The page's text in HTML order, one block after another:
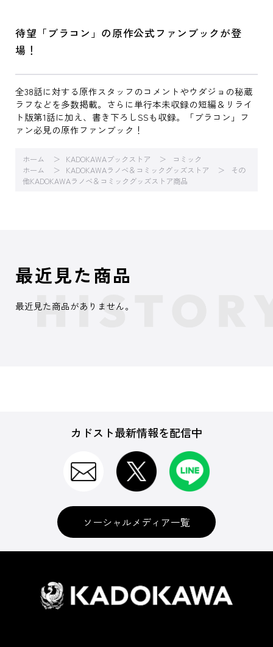
待望「ブラコン」の原作公式ファンブックが登
場！
全38話に対する原作スタッフのコメントやウダジョの秘蔵
ラフなどを多数掲載。さらに単行本未収録の短編＆リライ
ト版第1話に加え、書き下ろしSSも収録。「ブラコン」フ
ァン必見の原作ファンブック！
ホーム KADOKAWAブックストア
コミック
ホーム
KADOKAWAラノベ＆コミックグッズストア
その
他KADOKAWAラノベ＆コミックグッズストア商品
最近見た商品
最近見た商品がありません。
カドスト最新情報を配信中
ソーシャルメディア一覧